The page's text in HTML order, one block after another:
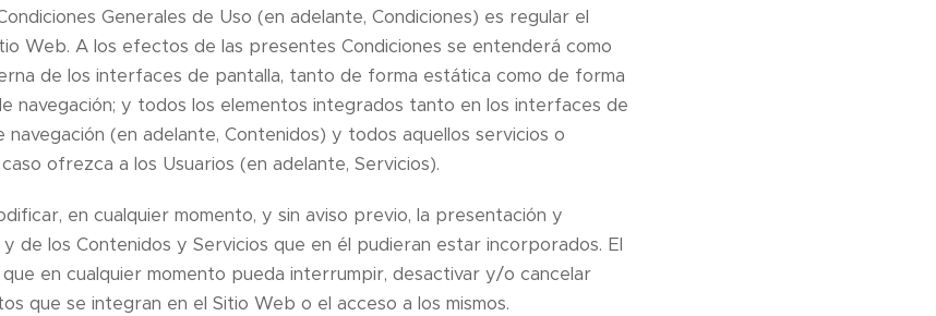
Generales de Uso (en adelante, Condiciones) es regular el
Web. A los efectos de las presentes Condiciones se entenderá como
de los interfaces de pantalla, tanto de forma estática como de forma
navegación; y todos los elementos integrados tanto en los interfaces de
navegación (en adelante, Contenidos) y todos aquellos servicios o
ofrezca a los Usuarios (en adelante, Servicios).
en cualquier momento, y sin aviso previo, la presentación y
de los Contenidos y Servicios que en él pudieran estar incorporados. El
en cualquier momento pueda interrumpir, desactivar y/o cancelar
que se integran en el Sitio Web o el acceso a los mismos.